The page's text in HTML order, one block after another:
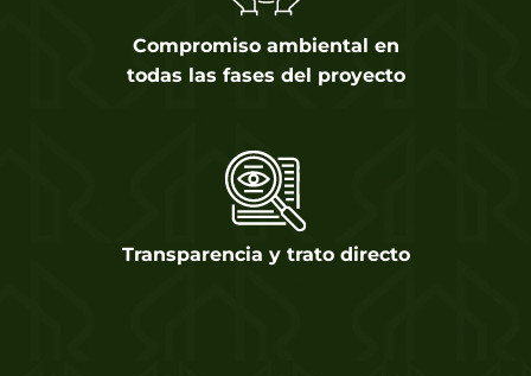
Compromiso ambiental en
todas las fases del proyecto
Transparencia y trato directo